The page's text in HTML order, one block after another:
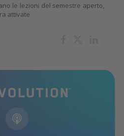
le lezioni del semestre aperto,
attivate